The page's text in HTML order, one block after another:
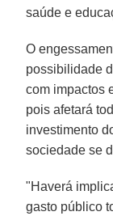
saúde e
O
possibilidade
com impactos
pois afetará
investimento
sociedade se
"Haverá
gasto público